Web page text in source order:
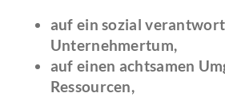
auf ein sozial
Unternehmertum,
auf einen achtsamen
Ressourcen,